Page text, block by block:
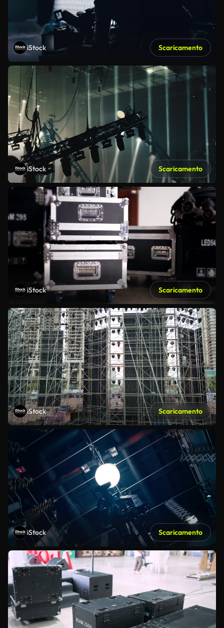
iStock Scaricamento
iStock Scaricamento
iStock Scaricamento
iStock Scaricamento
iStock Scaricamento